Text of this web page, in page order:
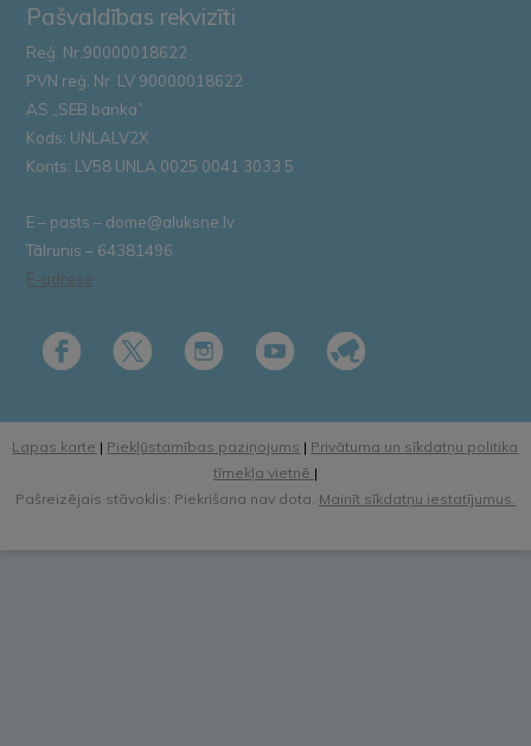
Pašvaldības rekvizīti
Reģ. Nr.90000018622
PVN reģ. Nr. LV 90000018622
AS „SEB banka”
Kods: UNLALV2X
Konts: LV58 UNLA 0025 0041 3033 5
E – pasts – dome@aluksne.lv
Tālrunis – 64381496
E-adrese
Lapas karte | Piekļūstamības paziņojums | Privātuma un sīkdatņu politika
tīmekļa vietnē |
Pašreizējais stāvoklis: Piekrišana nav dota. Mainīt sīkdatņu iestatījumus.